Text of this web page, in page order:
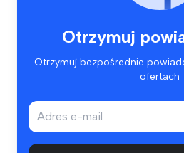
Otrzymuj
Otrzymuj bezpośrednie
ofertach